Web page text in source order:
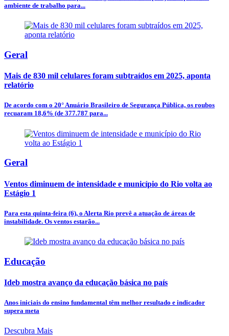
ambiente de trabalho para...
Geral
Mais de 830 mil celulares foram subtraídos em 2025, aponta
relatório
De acordo com o 20° Anuário Brasileiro de Segurança Pública, os roubos
recuaram 18,6% (de 377.787 para...
Geral
Ventos diminuem de intensidade e município do Rio volta ao
Estágio 1
Para esta quinta-feira (6), o Alerta Rio prevê a atuação de áreas de
instabilidade. Os ventos estarão...
Educação
Ideb mostra avanço da educação básica no país
Anos iniciais do ensino fundamental têm melhor resultado e indicador
supera meta
Descubra Mais